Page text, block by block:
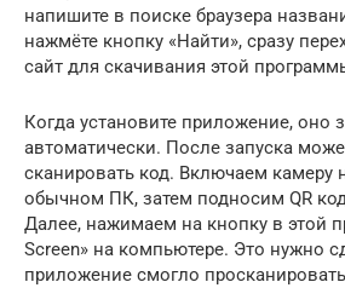
напишите в поиске браузера
нажмёте кнопку «Найти», сразу
сайт для скачивания этой
Когда установите приложение, оно
автоматически. После запуска
сканировать код. Включаем камеру
обычном ПК, затем подносим QR
Далее, нажимаем на кнопку в этой
Screen» на компьютере. Это нужно
приложение смогло